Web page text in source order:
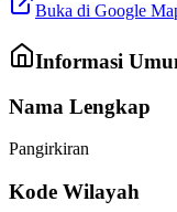
Buka di Google
Informasi
Nama Lengkap
Pangirkiran
Kode Wilayah